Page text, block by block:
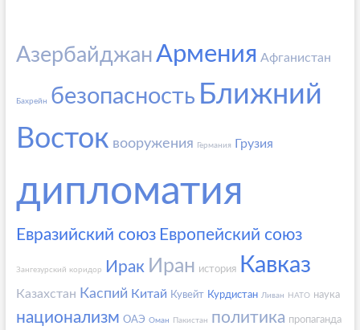
АзербайджанАрмения Афганистан
Бахрейн безопасность Ближний
Восток вооружения Германия Грузия
дипломатия
Евразийский союз Европейский союз
Зангезурский коридор Ирак Иран история Кавказ
Казахстан Каспий Китай Кувейт Курдистан Ливан НАТО наука
национализм ОАЭ Оман Пакистан политика пропаганда